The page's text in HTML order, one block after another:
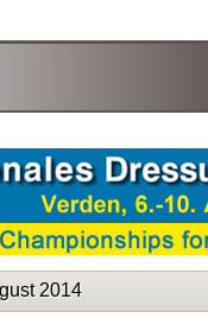
2014